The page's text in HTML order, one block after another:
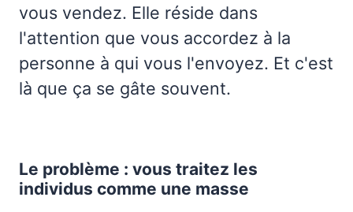
vous vendez. Elle réside dans
l'attention que vous accordez à la
personne à qui vous l'envoyez. Et c'est
là que ça se gâte souvent.
Le problème : vous traitez les
individus comme une masse